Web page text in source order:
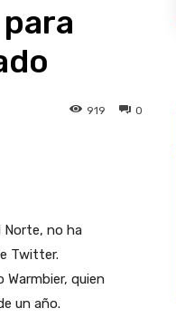
0
919
Norte, no ha
Twitter.
quien
un año.